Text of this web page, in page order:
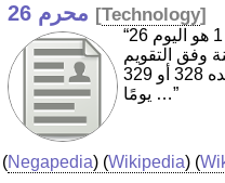
26 محرم [Technology]
“26 مُحرَّم أو 26 مُحرَّم الحرام أو يوم 26 \ 1 هو اليوم
وفق التقويم
الهجري القمري (العربي). يبقى بعده 328 أو 329
يومًا …”
(Negapedia) (Wikipedia) (